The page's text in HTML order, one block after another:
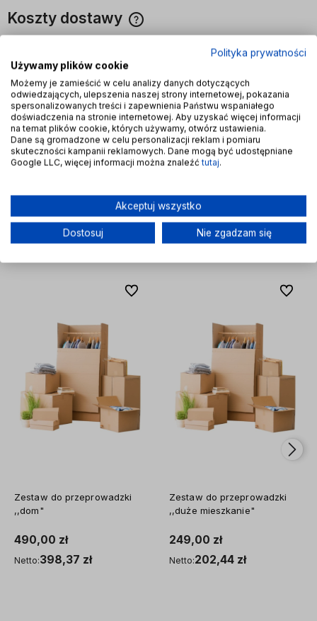
Koszty dostawy
(Darmowa dostawa od 300 zł
kurierem DPD )
43,80 zł
Kurier Pocztex 59,00 zł
Kurier DPD 65,60 zł
Dostawa kurierem paletowym((darmowa pow.
1200 zł brutto))
150,00 zł
odbiór osobisty(odbiór w siedzibie firmy) 0,00 zł
Inne z tej kategorii
Zestaw do przeprowadzki
,,duże mieszkanie"
249,00 zł
Netto:202,44 zł
Do ulubionych
Do ulubionych
Zestaw do przeprowadzki
,,kawalerka"
149,00 zł
Netto:121,14 zł
Do
Do
Polityka prywatności
Używamy plików cookie
Możemy je zamieścić w celu analizy danych dotyczących
odwiedzających, ulepszenia naszej strony internetowej, pokazania
spersonalizowanych treści i zapewnienia Państwu wspaniałego
doświadczenia na stronie internetowej. Aby uzyskać więcej informacji
na temat plików cookie, których używamy, otwórz ustawienia.
Dane są gromadzone w celu personalizacji reklam i pomiaru
skuteczności kampanii reklamowych. Dane mogą być udostępniane
Google LLC, więcej informacji można znaleźć tutaj.
Akceptuj wszystko
Dostosuj Nie zgadzam się